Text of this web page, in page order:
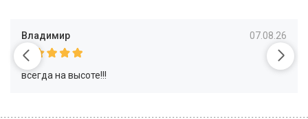
Владимир 07.08.26
всегда на высоте!!!